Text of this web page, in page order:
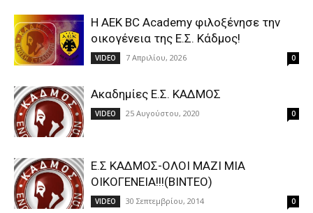
Η AEK BC Academy φιλοξένησε την
οικογένεια της Ε.Σ. Κάδμος!
VIDEO 7 Απριλίου, 2026 0
Ακαδημίες Ε.Σ. ΚΑΔΜΟΣ
VIDEO 25 Αυγούστου, 2020 0
Ε.Σ ΚΑΔΜΟΣ-ΟΛΟΙ ΜΑΖΙ ΜΙΑ
ΟΙΚΟΓΕΝΕΙΑ!!!(ΒΙΝΤΕΟ)
VIDEO 30 Σεπτεμβρίου, 2014 0